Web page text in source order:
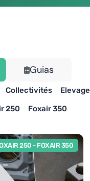
Guias
Collectivités Elevage
250
Foxair 350
250 - FOXAIR 350